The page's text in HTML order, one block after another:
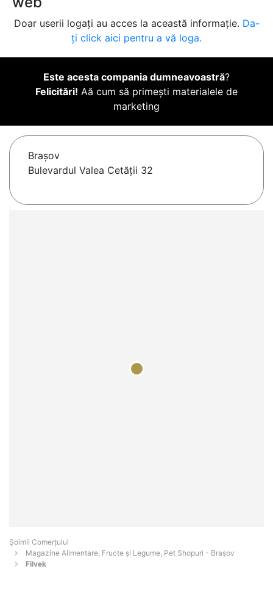
Doar userii logați au acces la această informație. Da-
ți click aici pentru a vă loga.
Este acesta compania dumneavoastră?
Felicitări! Aă cum să primești materialele de
marketing
Braşov
Bulevardul Valea Cetății 32
Șoimii Comerțului
Magazine Alimentare, Fructe și Legume, Pet Shopuri - Braşov
Filvek